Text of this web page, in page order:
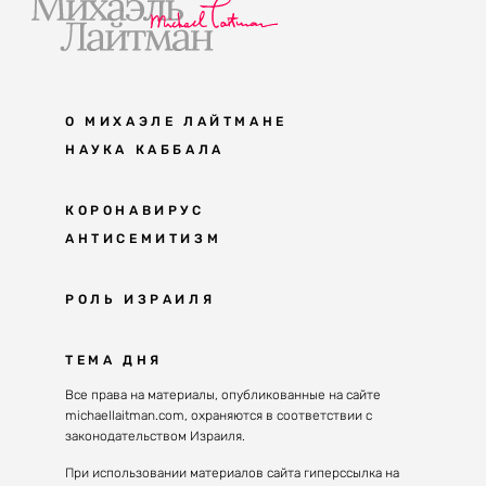
О МИХАЭЛЕ ЛАЙТМАНЕ
НАУКА КАББАЛА
Мудрость каббалы
Каббала сегодня
Великие каббалисты
Духовные состояния
Конгрессы каббалы
Каббалистическая музыка
КОРОНАВИРУС
АНТИСЕМИТИЗМ
Антисемитизм в современном мире
Решение
РОЛЬ ИЗРАИЛЯ
Почему евреи
Израиль сегодня
ТЕМА ДНЯ
Все права на материалы, опубликованные на сайте
michaellaitman.com, охраняются в соответствии с
законодательством Израиля.
При использовании материалов сайта гиперссылка на